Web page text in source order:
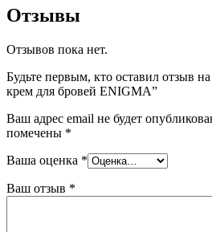
Отзывы
Отзывов пока нет.
Будьте первым, кто оставил отзыв
крем для бровей ENIGMA”
Ваш адрес email не будет
помечены *
Ваша оценка *
Ваш отзыв *